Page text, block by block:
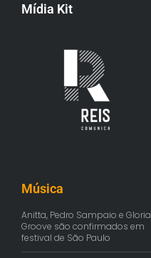
Mídia Kit
Música
Anitta, Pedro Sampaio e Gloria
Groove são confirmados em
festival de São Paulo